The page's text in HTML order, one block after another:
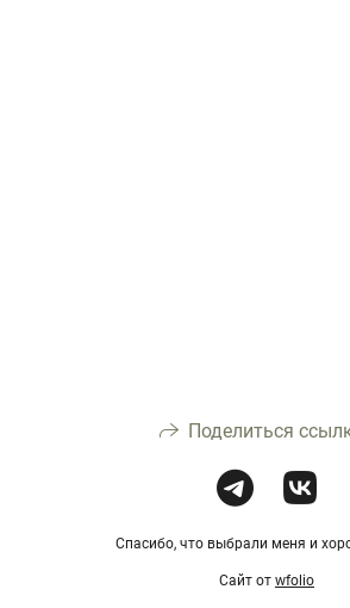
Поделиться
Спасибо, что выбрали меня и
Сайт от wfolio